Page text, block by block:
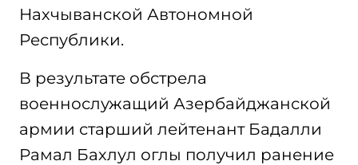
Нахчыванской Автономной
Республики.
В результате обстрела
военнослужащий Азербайджанской
армии старший лейтенант Бадалли
Рамал Бахлул оглы получил ранение